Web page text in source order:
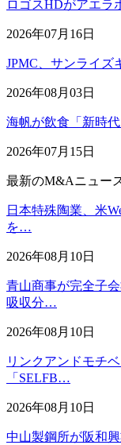
ロゴスHDがアエラ
2026年07月16日
JPMC、サンライズ
2026年08月03日
海帆が飲食「新時
2026年07月15日
最新のM&Aニュー
日本特殊陶業、米
を…
2026年08月10日
青山商事が完全子
吸収分…
2026年08月10日
リンクアンドモチ
「SELFB…
2026年08月10日
中山製鋼所が阪和